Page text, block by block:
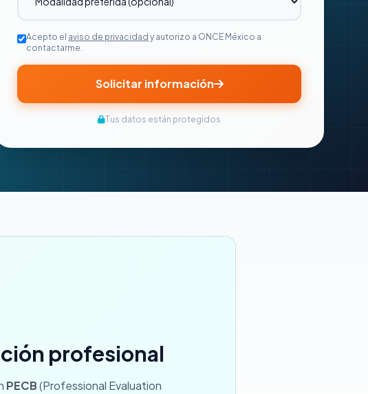
Acepto el aviso de privacidad y autorizo a ONCE México a
contactarme.
Solicitar información
Tus datos están protegidos
profesional
PECB(Professional Evaluation